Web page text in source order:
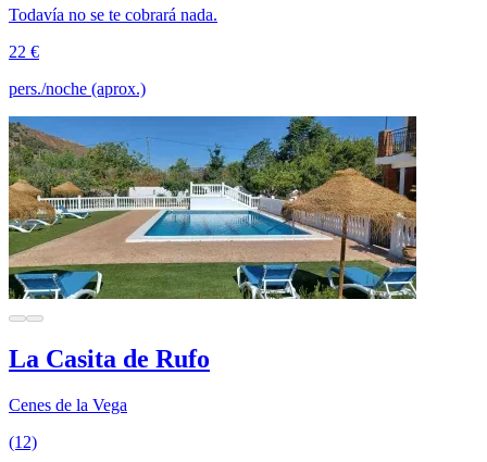
Todavía no se te cobrará nada.
22 €
pers./noche (aprox.)
La Casita de Rufo
Cenes de la Vega
(12)